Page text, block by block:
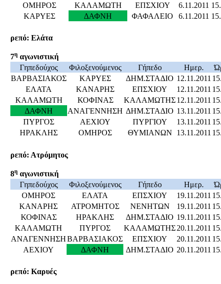
ΟΜΗΡΟΣ
ΚΑΛΑΜΩΤΗ ΕΠΣΧΙΟΥ 6.11.2011
ΚΑΡΥΕΣ
ΔΑΦΝΗ ΦΑΦΑΛΕΙΟ 6.11.2011
ρεπό: Ελάτα
7η αγωνιστική
Γηπεδούχος
Φιλοξενούμενος Γήπεδο Ημερ.
ΒΑΡΒΑΣΙΑΚΟΣ
ΚΑΡΥΕΣ ΔΗΜ.ΣΤΑΔΙΟ 12.11.2011
ΕΛΑΤΑ
ΚΑΝΑΡΗΣ ΕΠΣΧΙΟΥ 12.11.2011
ΚΑΛΑΜΩΤΗ
ΚΟΦΙΝΑΣ ΚΑΛΑΜΩΤΗΣ12.11.2011
ΔΑΦΝΗ
ΑΝΑΓΕΝΝΗΣΗ ΔΗΜ.ΣΤΑΔΙΟ 13.11.2011
ΠΥΡΓΟΣ
ΑΕΧΙΟΥ ΠΥΡΓΙΟΥ 13.11.2011
ΗΡΑΚΛΗΣ
ΟΜΗΡΟΣ ΘΥΜΙΑΝΩΝ 13.11.2011
ρεπό: Ατρόμητος
8η αγωνιστική
Γηπεδούχος
Φιλοξενούμενος Γήπεδο Ημερ.
ΟΜΗΡΟΣ
ΕΛΑΤΑ ΕΠΣΧΙΟΥ 19.11.2011
ΚΑΝΑΡΗΣ
ΑΤΡΟΜΗΤΟΣ ΝΕΝΗΤΩΝ 19.11.2011
ΚΟΦΙΝΑΣ
ΗΡΑΚΛΗΣ ΔΗΜ.ΣΤΑΔΙΟ 19.11.2011
ΚΑΛΑΜΩΤΗ
ΠΥΡΓΟΣ ΚΑΛΑΜΩΤΗΣ20.11.2011
ΑΝΑΓΕΝΝΗΣΗΒΑΡΒΑΣΙΑΚΟΣ ΕΠΣΧΙΟΥ 20.11.2011
ΑΕΧΙΟΥ
ΔΑΦΝΗ ΔΗΜ.ΣΤΑΔΙΟ 20.11.2011
ρεπό: Καρυές